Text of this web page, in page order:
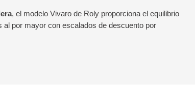
, el modelo Vivaro de Roly proporciona el equilibrio
por mayor con escalados de descuento por